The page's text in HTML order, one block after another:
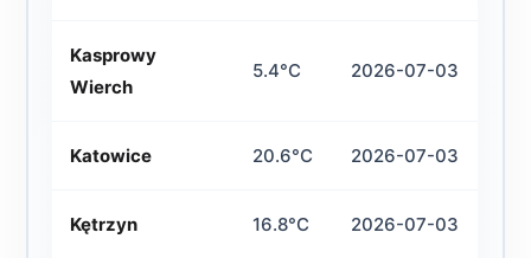
Kasprowy
Wierch
5.4°C 2026-07-03
Katowice 20.6°C 2026-07-03
Kętrzyn 16.8°C 2026-07-03